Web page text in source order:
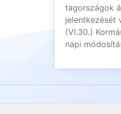
tagországok
jelentkezését
(VI.30.)
napi